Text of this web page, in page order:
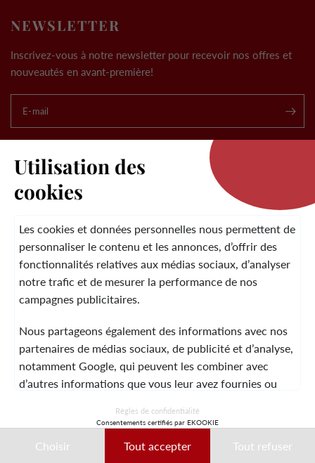
NEWSLETTER
Inscrivez-vous à notre newsletter pour recevoir nos offres et
nouveautés en avant-première!
E-mail
LA MARQUE
SERVICE CLIENT
© 2026 Laura Vita
DESIGNED BY LOBSTTER
MENTIONS LÉGALESCGVCONTACT
Utilisation des
cookies
Les cookies et données personnelles nous permettent de
personnaliser le contenu et les annonces, d’offrir des
fonctionnalités relatives aux médias sociaux, d’analyser
notre trafic et de mesurer la performance de nos
campagnes publicitaires.
Nous partageons également des informations avec nos
partenaires de médias sociaux, de publicité et d’analyse,
notamment Google, qui peuvent les combiner avec
d’autres informations que vous leur avez fournies ou
Ces données peuvent notamment être utilisées à des
Règles de confidentialité
Consentements certifiés par EKOOKIE
Choisir Tout accepter Tout refuser